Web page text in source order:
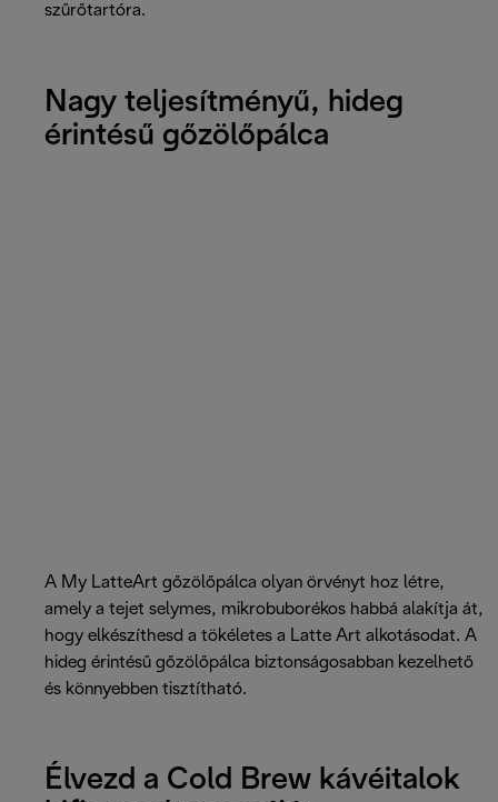
szűrőtartóra.
Nagy teljesítményű, hideg
érintésű gőzölőpálca
A My LatteArt gőzölőpálca olyan örvényt hoz létre,
amely a tejet selymes, mikrobuborékos habbá alakítja át,
hogy elkészíthesd a tökéletes a Latte Art alkotásodat. A
hideg érintésű gőzölőpálca biztonságosabban kezelhető
és könnyebben tisztítható.
Élvezd a Cold Brew kávéitalok